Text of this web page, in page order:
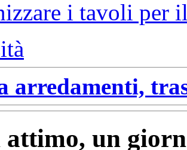
i tavoli per
arredamenti,
attimo, un